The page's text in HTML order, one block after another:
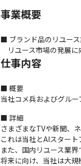
事業概要
■ ブランド品のリユース
リユース市場の発展に
仕事内容
■ 概要
当社コメ兵およびグル
■ 詳細
さまざまなTVや新聞、
これは当社とAIスター
また、国内リユース業
将来に向け、当社は大規